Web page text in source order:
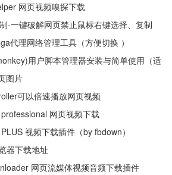
网页视频嗅探下载
-一键破解网页禁止鼠标右键选择、复制
代理网络管理工具（方便切换 ）
用户脚本管理器安装与简单使用（适
图片
可以倍速播放网页视频
网页视频下载
视频下载插件（by fbdown）
器下载地址
网页流媒体视频音频下载插件